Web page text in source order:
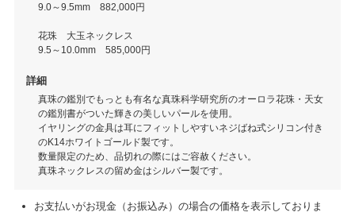
9.0～9.5mm 882,000円
花珠 大玉ネックレス
9.5～10.0mm 585,000円
詳細
真珠の鑑別でもっとも有名な真珠科学研究所のオーロラ花珠・天女
の鑑別書がついた輝きの美しいパールを使用。
イヤリングの金具は耳にフィットしやすいネジばね式シリコン付き
のK14ホワイトゴールド製です。
数量限定のため、品切れの際にはご容赦ください。
真珠ネックレスの留め金はシルバー製です。
お支払いがお現金（お振込み）の場合の価格を表示しておりま